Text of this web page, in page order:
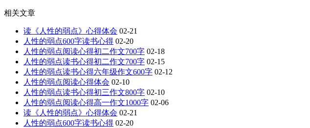
相关文章
读《人性的弱点》心得体会 02-21
人性的弱点600字读书心得 02-20
人性的弱点阅读心得初二作文700字 02-18
人性的弱点读书心得初二作文700字 02-15
人性的弱点读书心得六年级作文600字 02-12
人性的弱点阅读心得体会 02-10
人性的弱点读书心得初三作文800字 02-10
人性的弱点阅读心得高一作文1000字 02-06
读《人性的弱点》心得体会 02-21
人性的弱点600字读书心得 02-20